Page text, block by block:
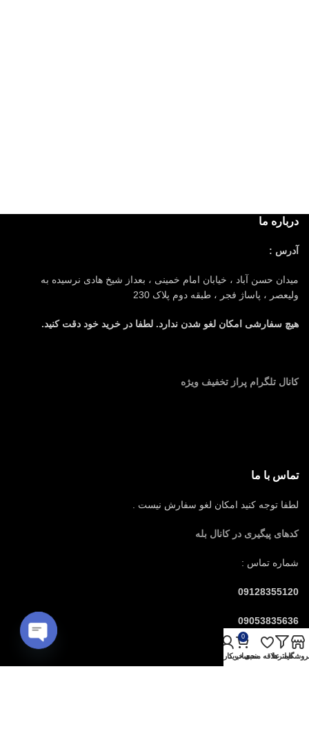
درباره ما
آدرس :
میدان حسن آباد ، خیابان امام خمینی ، بعداز شیخ هادی نرسیده به
ولیعصر ، پاساژ فجر ، طبقه دوم پلاک 230
هیچ سفارشی امکان لغو شدن ندارد. لطفا در خرید خود دقت کنید.
کانال تلگرام پراز تخفیف ویژه
تماس با ما
لطفا توجه کنید امکان لغو سفارش نیست .
کدهای پیگیری در کانال بله
شماره تماس :
09128355120
09053835636
لینک های مفید
فیلترهاعلاقه مندی
0
سبد خرید
حساب کاربری من